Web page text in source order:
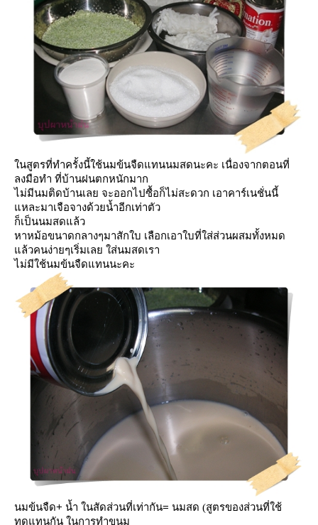
นสูตรที่ทำครั้งนี้ใช้นมข้นจืดแทนนมสดนะคะ เนื่องจากตอนที่
ลงมือทำ ที่บ้านฝนตกหนักมาก
ไม่มีนมติดบ้านเลย จะออกไปซื้อก็ไม่สะดวก เอาคาร์เนชั่นนี้
หละมาเจือจางด้วยน้ำอีกเท่าตัว
ก็เป็นนมสดแล้ว
หาหม้อขนาดกลางๆมาสักใบ เลือกเอาใบที่ใส่ส่วนผสมทั้งหมด
ล้วคนง่ายๆเริ่มเลย ใส่นมสดเรา
ไม่มีใช้นมข้นจืดแทนนะคะ
นมข้นจืด+ น้ำ ในสัดส่วนที่เท่ากัน= นมสด (สูตรของส่วนที่ใช้
ทดแทนกัน ในการทำขนม